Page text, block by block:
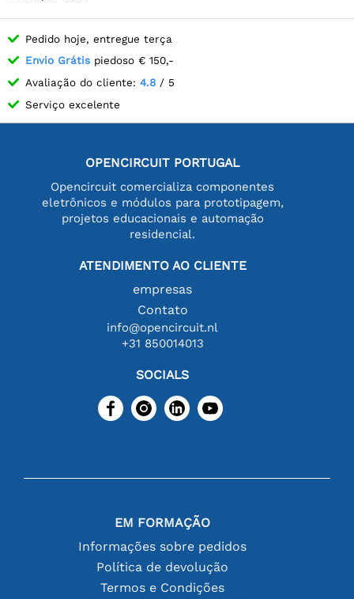
Pedido hoje, entregue terça
Envio Grátis piedoso € 150,-
Avaliação do cliente: 4.8 / 5
Serviço excelente
OPENCIRCUIT PORTUGAL
Opencircuit comercializa componentes
eletrônicos e módulos para prototipagem,
projetos educacionais e automação
residencial.
ATENDIMENTO AO CLIENTE
empresas
Contato
info@opencircuit.nl
+31 850014013
SOCIALS
EM FORMAÇÃO
Informações sobre pedidos
Política de devolução
Termos e Condições